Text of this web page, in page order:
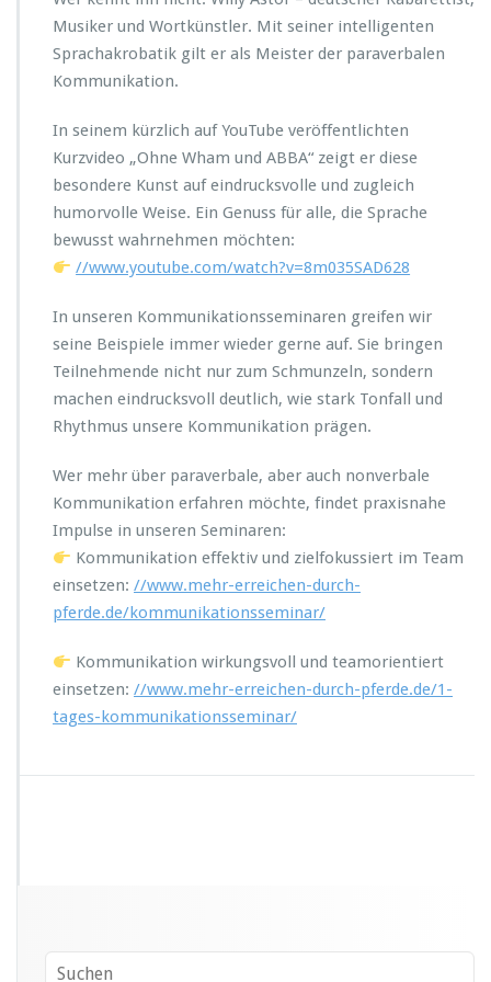
d
A
B
Musiker und Wortkünstler. Mit seiner intelligenten
Sprachakrobatik gilt er als Meister der paraverbalen
Kommunikation.
In seinem kürzlich auf YouTube veröffentlichten
Kurzvideo „Ohne Wham und ABBA“ zeigt er diese
besondere Kunst auf eindrucksvolle und zugleich
humorvolle Weise. Ein Genuss für alle, die Sprache
bewusst wahrnehmen möchten:
//www.youtube.com/watch?v=8m035SAD628
In unseren Kommunikationsseminaren greifen wir
seine Beispiele immer wieder gerne auf. Sie bringen
Teilnehmende nicht nur zum Schmunzeln, sondern
machen eindrucksvoll deutlich, wie stark Tonfall und
Rhythmus unsere Kommunikation prägen.
Wer mehr über paraverbale, aber auch nonverbale
Kommunikation erfahren möchte, findet praxisnahe
Impulse in unseren Seminaren:
Kommunikation effektiv und zielfokussiert im Team
einsetzen: //www.mehr-erreichen-durch-
pferde.de/kommunikationsseminar/
Kommunikation wirkungsvoll und teamorientiert
einsetzen: //www.mehr-erreichen-durch-pferde.de/1-
tages-kommunikationsseminar/